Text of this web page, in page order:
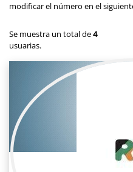
modificar el número en el
Se muestra un total de4
usuarias.